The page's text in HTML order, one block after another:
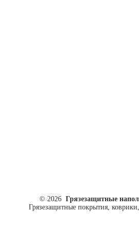
© 2026 Грязезащитные
Грязезащитные покрытия,